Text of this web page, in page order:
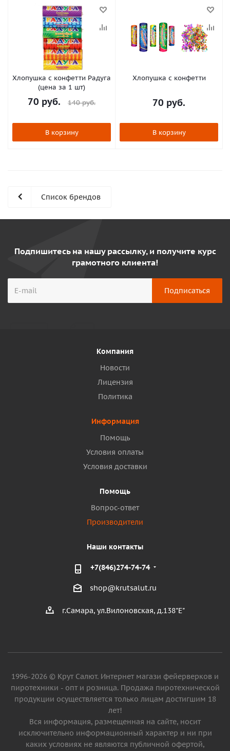
Хлопушка с конфетти Радуга
(цена за 1 шт)
70 руб. 140руб.
В корзину
Хлопушка с конфетти
70 руб.
В корзину
Список брендов
Подпишитесь на нашу рассылку, и получите курс
грамотного клиента!
Компания
Новости
Лицензия
Политика
Информация
Помощь
Условия оплаты
Условия доставки
Помощь
Вопрос-ответ
Производители
Наши контакты
+7(846)274-74-74
shop@krutsalut.ru
г.Самара, ул.Вилоновская, д.138"Е"
1996-2026 © Крут Салют. Интернет магази фейерверков и
пиротехники - опт и розница. Продажа пиротехнической
продукции осуществляется только лицам достигшим 18
лет!
Вся информация, размещенная на сайте, носит
исключительно информационный характер и ни при
каких условиях не являются публичной офертой,